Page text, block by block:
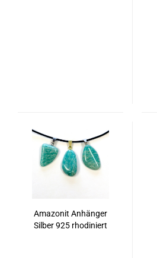
Amazonit Anhänger
Silber 925 rhodiniert